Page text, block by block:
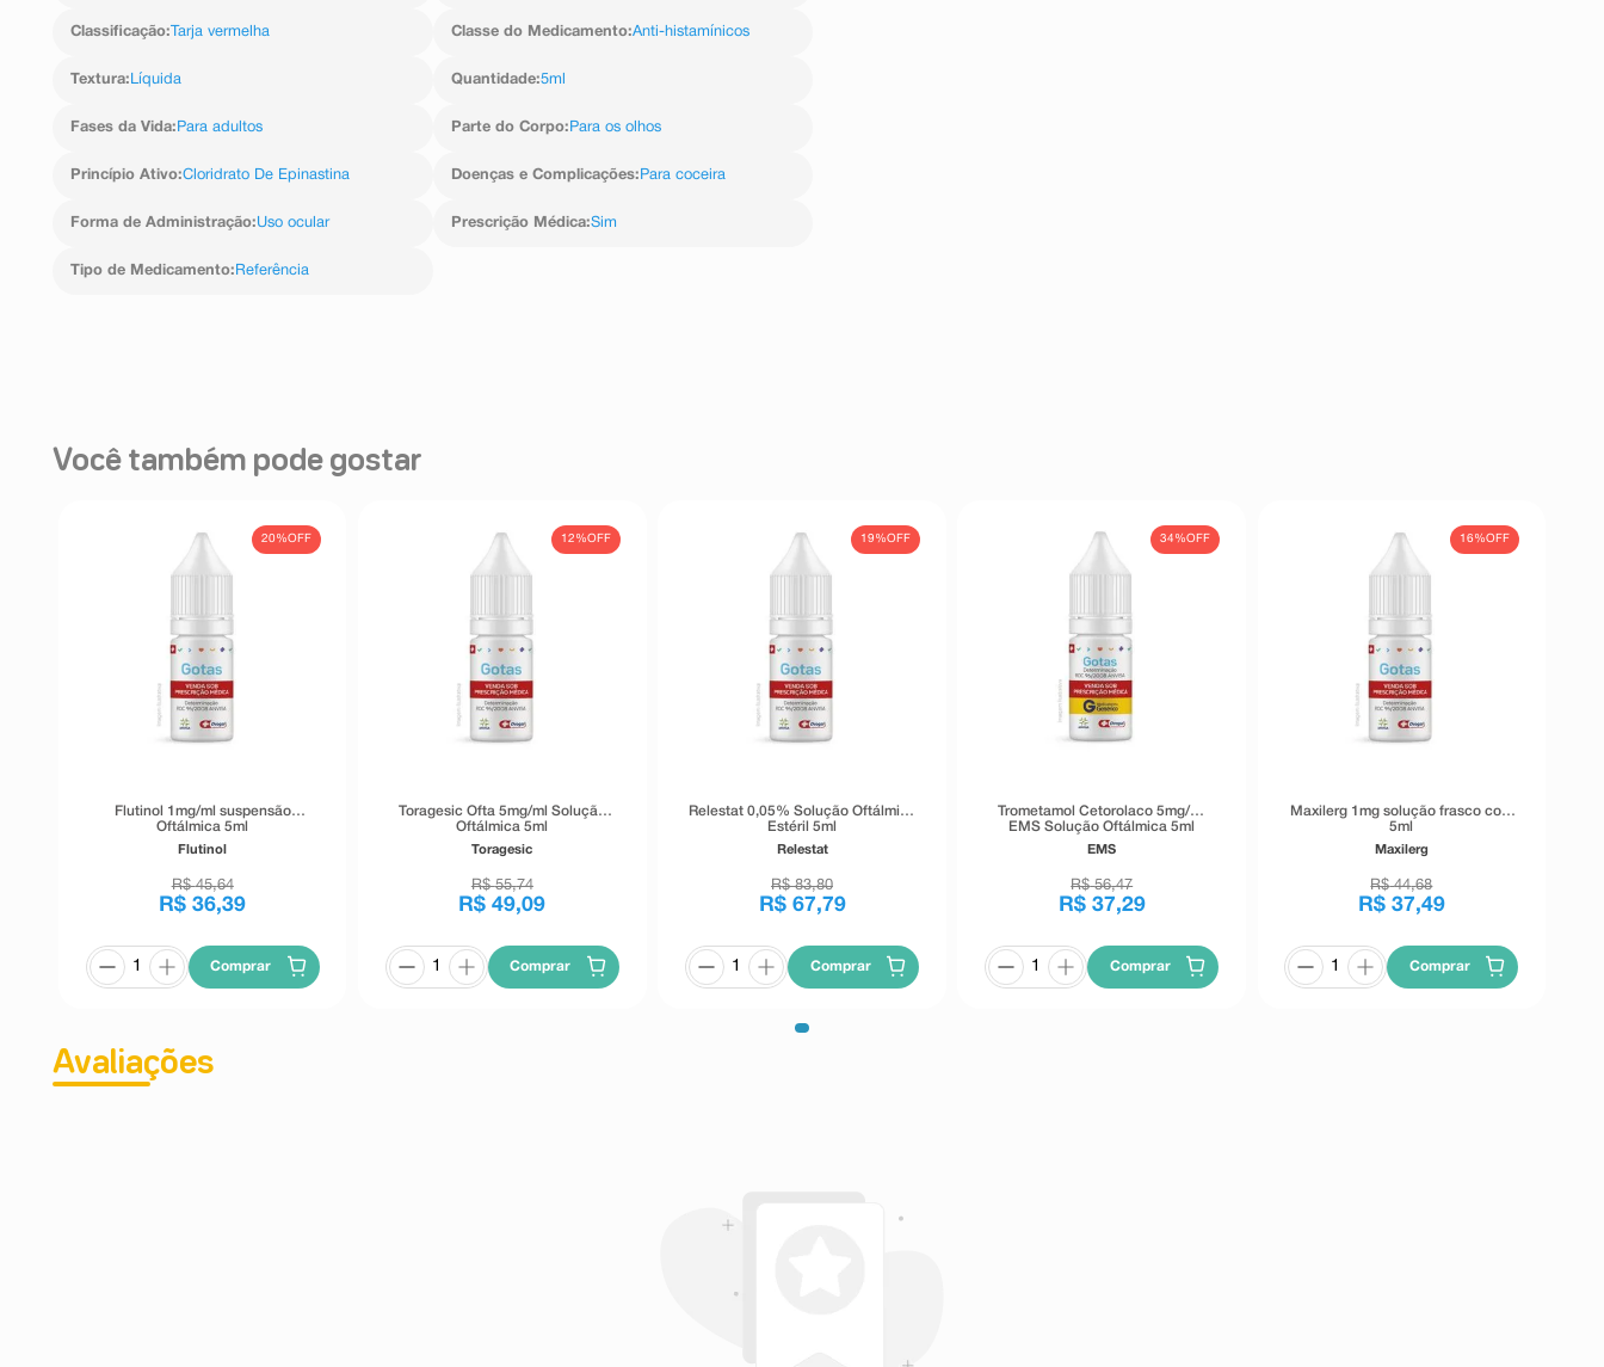
Classificação: Tarja vermelha Classe do Medicamento:Anti-histamínicos
Textura: Líquida Quantidade:5ml
Fases da Vida: Para adultos Parte do Corpo: Para os olhos
Princípio Ativo:Cloridrato De Epinastina Doenças e Complicações: Para coceira
Forma de Administração:Uso ocular Prescrição Médica:Sim
Tipo de Medicamento: Referência
Você também pode gostar
20%OFF
Flutinol 1mg/ml suspensão
Oftálmica 5ml
Flutinol
R$ 45,64
R$ 36,39
Comprar
12%OFF
Toragesic Ofta 5mg/ml Solução
Oftálmica 5ml
Toragesic
R$ 55,74
R$ 49,09
Comprar
19%OFF
Relestat 0,05% Solução Oftálmica
Estéril 5ml
Relestat
R$ 83,80
R$ 67,79
Comprar
34%OFF
Trometamol Cetorolaco 5mg/ml
EMS Solução Oftálmica 5ml
EMS
R$ 56,47
R$ 37,29
Comprar
16%OFF
Maxilerg 1mg solução frasco com
5ml
Maxilerg
R$ 44,68
R$ 37,49
Comprar
Avaliações